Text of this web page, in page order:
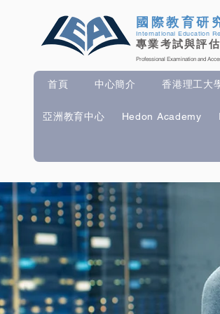
國際教育研
International Education
專業考試與評
Professional Examination and
首頁 中心簡介 香港理工大學
首頁 中心簡介 香港理工大
亞洲教育中心 Hedon Academy